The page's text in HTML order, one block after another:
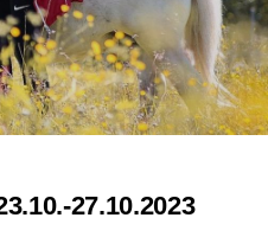
27.10.2023